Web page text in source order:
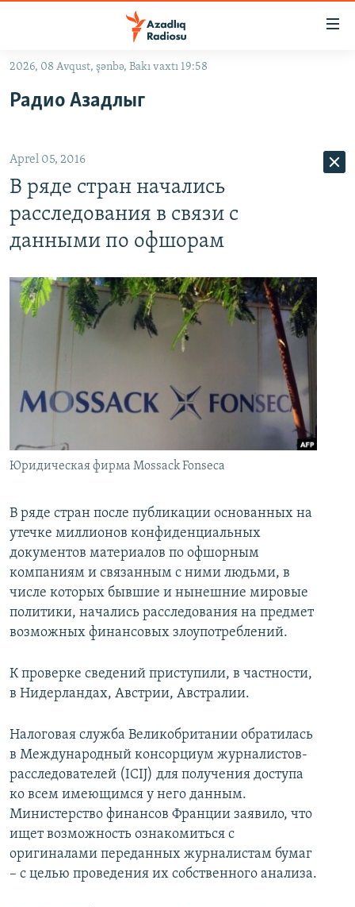
Əsas
qayıt
qayıt
Axtarışa
#İZAHLA
#ƏSLINDƏ
FƏRQƏ BAX
QANUNI DOĞRU
MULTIMEDIA
VIDEO
KARIKATURA
RADIO ARXIV
İSLAM VƏ DEMOKRATIYA
PEŞƏ ETIKASI VƏ JURNALISTIKA STANDARTLARIMIZ
AZADLIQRADIOSU MOBIL TELEFONUNUZDA
XƏBƏR BÜLLETENLƏRIMIZ
RFE/RL-in bütün saytları
2026, 08 Avqust, şənbə, Bakı vaxtı 19:58
Радио Азадлыг
Aprel 05, 2016
В ряде стран начались
расследования в связи с
данными по офшорам
Юридическая фирма Mossack Fonseca
В ряде стран после публикации основанных на
утечке миллионов конфиденциальных
документов материалов по офшорным
компаниям и связанным с ними людьми, в
числе которых бывшие и нынешние мировые
политики, начались расследования на предмет
возможных финансовых злоупотреблений.
К проверке сведений приступили, в частности,
в Нидерландах, Австрии, Австралии.
Налоговая служба Великобритании обратилась
в Международный консорциум журналистов-
расследователей (ICIJ) для получения доступа
ко всем имеющимся у него данным.
Министерство финансов Франции заявило, что
ищет возможность ознакомиться с
оригиналами переданных журналистам бумаг
– с целью проведения их собственного анализа.